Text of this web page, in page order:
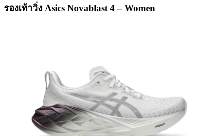
รองเท้าวิ่ง Asics Novablast 4 – Women